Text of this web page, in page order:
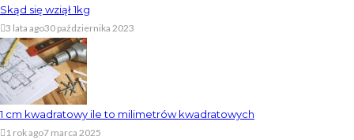
Skąd się wziął 1kg
3 lata ago30 października 2023
1 cm kwadratowy ile to milimetrów kwadratowych
1 rok ago7 marca 2025